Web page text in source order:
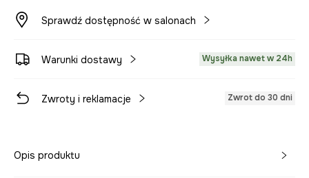
Sprawdź dostępność w salonach
Warunki dostawy Wysyłka nawet w 24h
Zwroty i reklamacje Zwrot do 30 dni
Opis produktu